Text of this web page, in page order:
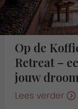
Op de
Retreat –
jouw
Lees verder